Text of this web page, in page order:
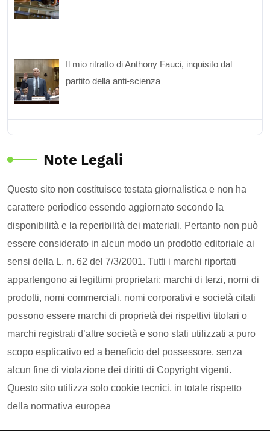
Il mio ritratto di Anthony Fauci, inquisito dal
partito della anti-scienza
Note Legali
Questo sito non costituisce testata giornalistica e non ha
carattere periodico essendo aggiornato secondo la
disponibilità e la reperibilità dei materiali. Pertanto non può
essere considerato in alcun modo un prodotto editoriale ai
sensi della L. n. 62 del 7/3/2001. Tutti i marchi riportati
appartengono ai legittimi proprietari; marchi di terzi, nomi di
prodotti, nomi commerciali, nomi corporativi e società citati
possono essere marchi di proprietà dei rispettivi titolari o
marchi registrati d’altre società e sono stati utilizzati a puro
scopo esplicativo ed a beneficio del possessore, senza
alcun fine di violazione dei diritti di Copyright vigenti.
Questo sito utilizza solo cookie tecnici, in totale rispetto
della normativa europea